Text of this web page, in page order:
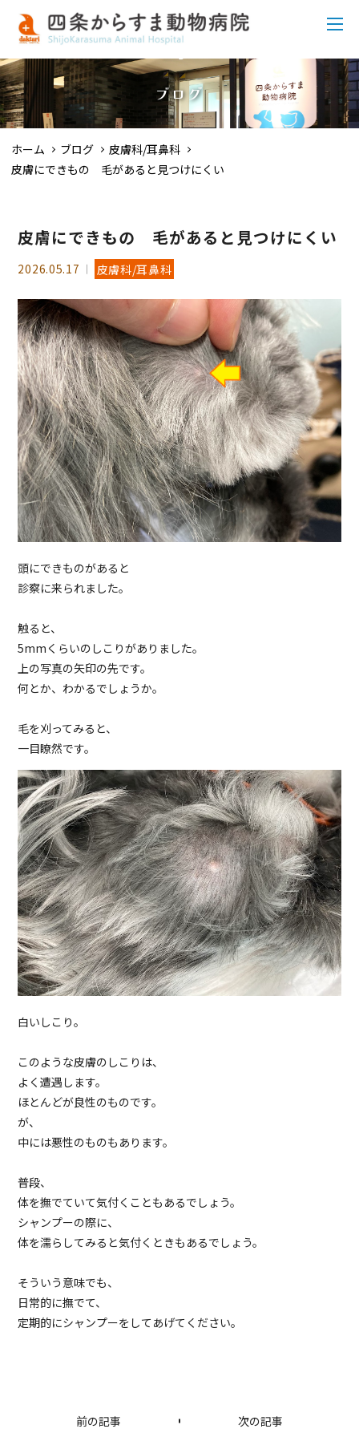
ブログ
ホーム ブログ
皮膚科/耳鼻科
皮膚にできもの 毛があると見つけにくい
皮膚にできもの 毛があると見つけにくい
2026.05.17 皮膚科/耳鼻科
頭にできものがあると
診察に来られました。
触ると、
5mmくらいのしこりがありました。
上の写真の矢印の先です。
何とか、わかるでしょうか。
毛を刈ってみると、
一目瞭然です。
白いしこり。
このような皮膚のしこりは、
よく遭遇します。
ほとんどが良性のものです。
が、
中には悪性のものもあります。
普段、
体を撫でていて気付くこともあるでしょう。
シャンプーの際に、
体を濡らしてみると気付くときもあるでしょう。
そういう意味でも、
日常的に撫でて、
定期的にシャンプーをしてあげてください。
前の記事 次の記事